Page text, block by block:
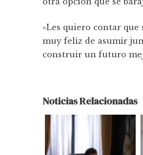
«Les quiero contar
muy feliz de asumir
construir un futuro
Noticias Relacionadas